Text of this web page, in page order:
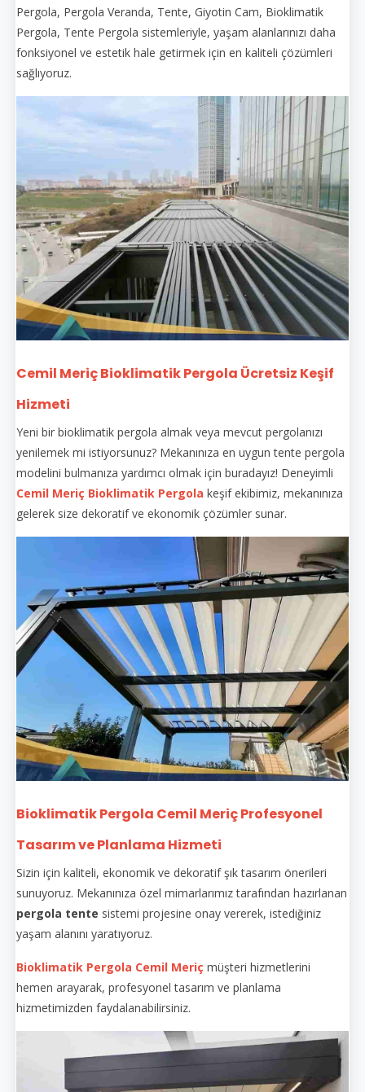
Pergola, Pergola Veranda, Tente, Giyotin Cam, Bioklimatik
Pergola, Tente Pergola sistemleriyle, yaşam alanlarınızı daha
fonksiyonel ve estetik hale getirmek için en kaliteli çözümleri
sağlıyoruz.
Cemil Meriç Bioklimatik Pergola Ücretsiz Keşif
Hizmeti
Yeni bir bioklimatik pergola almak veya mevcut pergolanızı
yenilemek mi istiyorsunuz? Mekanınıza en uygun tente pergola
modelini bulmanıza yardımcı olmak için buradayız! Deneyimli
Cemil Meriç Bioklimatik Pergola keşif ekibimiz, mekanınıza
gelerek size dekoratif ve ekonomik çözümler sunar.
Bioklimatik Pergola Cemil Meriç Profesyonel
Tasarım ve Planlama Hizmeti
Sizin için kaliteli, ekonomik ve dekoratif şık tasarım önerileri
sunuyoruz. Mekanınıza özel mimarlarımız tarafından hazırlanan
pergola tente sistemi projesine onay vererek, istediğiniz
yaşam alanını yaratıyoruz.
Bioklimatik Pergola Cemil Meriç müşteri hizmetlerini
hemen arayarak, profesyonel tasarım ve planlama
hizmetimizden faydalanabilirsiniz.